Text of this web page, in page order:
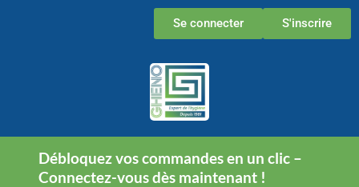
S'inscrire
Se connecter
Débloquez vos commandes en un clic –
Connectez-vous dès maintenant !